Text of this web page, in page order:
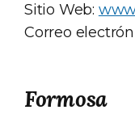
Sitio Web:
Correo
Formosa